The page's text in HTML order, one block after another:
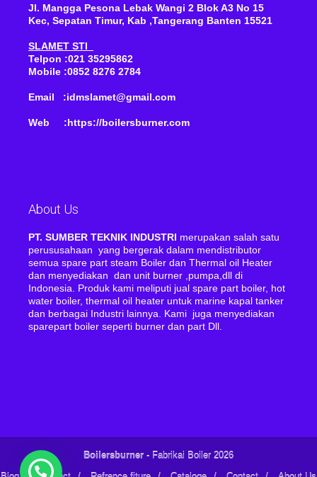
Jl. Mangga Pesona Lebak Wangi 2 Blok A3 No 15
Kec, Sepatan Timur, Kab ,Tangerang Banten 15521
SLAMET STI
Telpon :021 35295862
Mobile :0852 8276 2784
Email :idmslamet@gmail.com
Web :https://boilersburner.com
About Us
PT. SUMBER TEKNIK INDUSTRI merupakan salah satu
perususahaan yang bergerak dalam mendistributor
semua spare part steam Boiler dan Thermal oil Heater
dan menyediakan dan unit burner ,pumpa,dll di
Indonesia. Produk kami meliputi jual spare part boiler, hot
water boiler, thermal oil heater untuk marine kapal tanker
dan berbagai Industri lainnya. Kami juga menyediakan
sparepart boiler seperti burner dan part Dll.
Boilersburner - Fabrikai Boiler 2026